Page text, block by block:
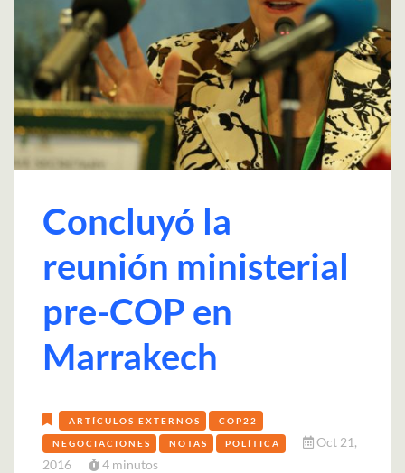
Concluyó la
reunión ministerial
pre-COP en
Marrakech
ARTÍCULOS EXTERNOS COP22
NEGOCIACIONES NOTAS POLÍTICA
Oct 21,
2016
4 minutos